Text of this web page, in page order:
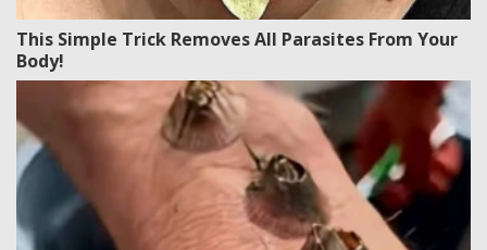
This Simple Trick Removes All Parasites From Your
Body!